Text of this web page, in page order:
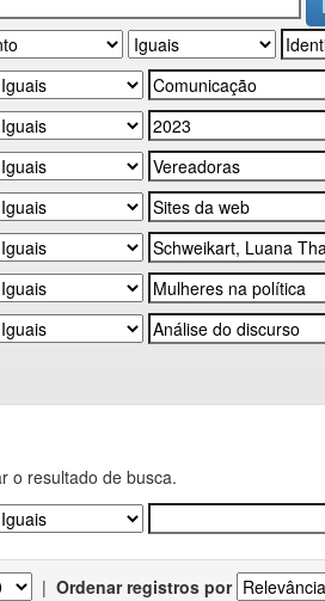
o resultado de busca.
| Ordenar registros por